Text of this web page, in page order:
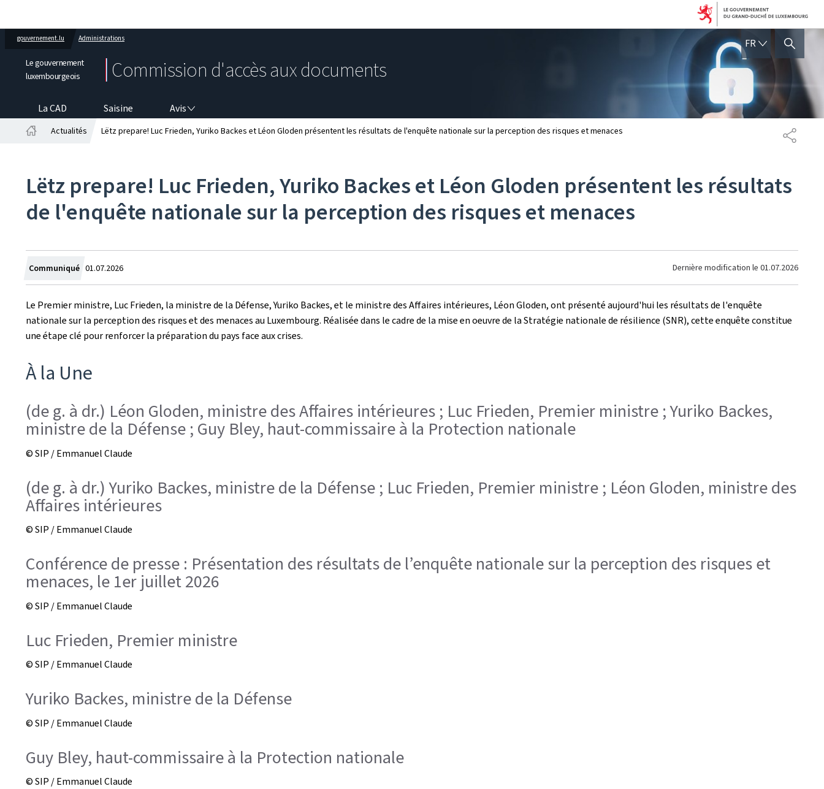
gouvernement.lu Administrations
Le gouvernement
luxembourgeois
Commission d'accès aux documents
FRFRANÇAIS
AFFICHER / MASQUER
La CAD Saisine Avis
Actualités Lëtz prepare! Luc Frieden, Yuriko Backes et Léon Gloden présentent les résultats de l'enquête nationale sur la perception des risques et menaces
Lëtz prepare! Luc Frieden, Yuriko Backes et Léon Gloden présentent les résultats
de l'enquête nationale sur la perception des risques et menaces
Communiqué Crée
le
01.07.2026 Dernière modification le 01.07.2026
Le Premier ministre, Luc Frieden, la ministre de la Défense, Yuriko Backes, et le ministre des Affaires intérieures, Léon Gloden, ont présenté aujourd'hui les résultats de l'enquête
nationale sur la perception des risques et des menaces au Luxembourg. Réalisée dans le cadre de la mise en oeuvre de la Stratégie nationale de résilience (SNR), cette enquête constitue
une étape clé pour renforcer la préparation du pays face aux crises.
À la Une
(de g. à dr.) Léon Gloden, ministre des Affaires intérieures ; Luc Frieden, Premier ministre ; Yuriko Backes,
ministre de la Défense ; Guy Bley, haut-commissaire à la Protection nationale
© SIP / Emmanuel Claude
(de g. à dr.) Yuriko Backes, ministre de la Défense ; Luc Frieden, Premier ministre ; Léon Gloden, ministre des
Affaires intérieures
© SIP / Emmanuel Claude
Conférence de presse : Présentation des résultats de l’enquête nationale sur la perception des risques et
menaces, le 1er juillet 2026
© SIP / Emmanuel Claude
Luc Frieden, Premier ministre
© SIP / Emmanuel Claude
Yuriko Backes, ministre de la Défense
© SIP / Emmanuel Claude
Guy Bley, haut-commissaire à la Protection nationale
© SIP / Emmanuel Claude